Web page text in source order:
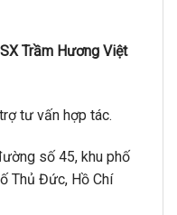
Trầm Hương Việt
tư vấn hợp tác.
số 45, khu phố
Thủ Đức, Hồ Chí